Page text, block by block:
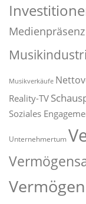
Medienpräsenz
Musikverkäufe
Reality-TV
Soziales
Unternehmertum